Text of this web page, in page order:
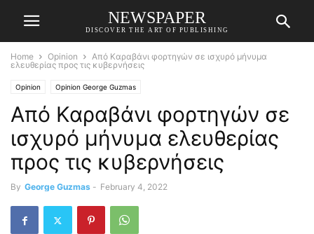
NEWSPAPER
DISCOVER THE ART OF PUBLISHING
Home Opinion
Από Καραβάνι φορτηγών σε ισχυρό μήνυμα
ελευθερίας προς τις κυβερνήσεις
Opinion Opinion George Guzmas
Από Καραβάνι φορτηγών σε
ισχυρό μήνυμα ελευθερίας
προς τις κυβερνήσεις
By George Guzmas - February 4, 2022